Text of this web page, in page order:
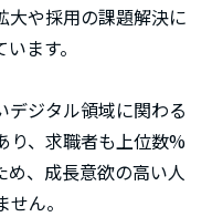
大や採用の課題解決に
ます。
デジタル領域に関わる
り、求職者も上位数%
、成長意欲の高い人
ん。